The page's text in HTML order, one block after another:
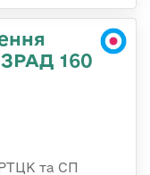
160
та СП